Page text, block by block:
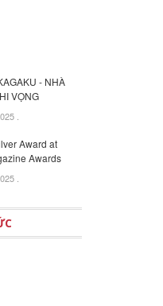
- NHÀ
VỌNG
.
Award at
Awards